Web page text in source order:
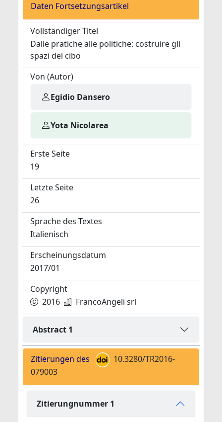
Daten Fortsetzungsartikel
Vollständiger Titel
Dalle pratiche alle politiche: costruire gli
spazi del cibo
Von (Autor)
Egidio Dansero
Yota Nicolarea
Erste Seite
19
Letzte Seite
26
Sprache des Textes
Italienisch
Erscheinungsdatum
2017/01
Copyright
2016
FrancoAngeli srl
Abstract 1
Zitierungen des
10.3280/TR2016-
079003
Zitierungnummer 1